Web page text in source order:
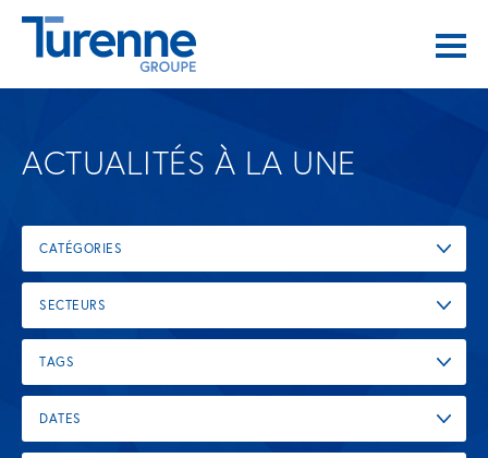
ACTUALITÉS À LA UNE
CATÉGORIES
SECTEURS
TAGS
DATES